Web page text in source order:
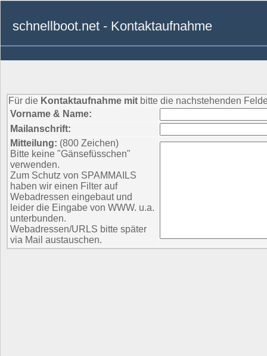
schnellboot.net - Kontaktaufnahme
Für die Kontaktaufnahme mit bitte die nachstehenden
Vorname & Name:
Mailanschrift:
Mitteilung: (800 Zeichen)
Bitte keine "Gänsefüsschen"
verwenden.
Zum Schutz von SPAMMAILS
haben wir einen Filter auf
Webadressen eingebaut und
leider die Eingabe von WWW. u.a.
unterbunden.
Webadressen/URLS bitte später
via Mail austauschen.